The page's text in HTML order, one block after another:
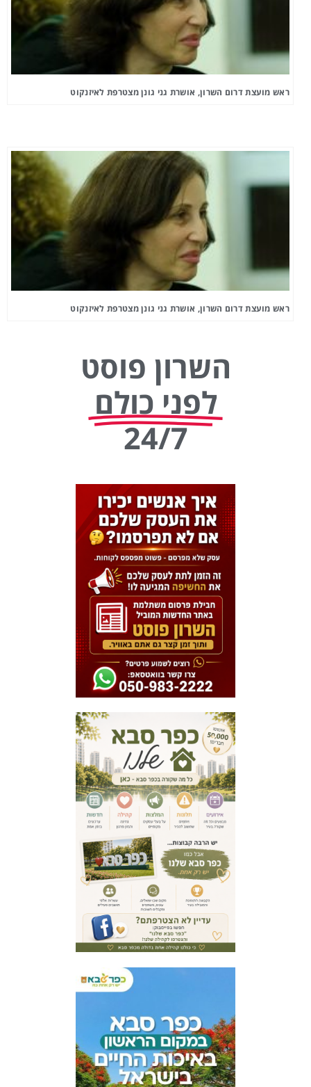
ראש מועצת דרום השרון, אושרת גני גונן מצטרפת לאיזנקוט
ראש מועצת דרום השרון, אושרת גני גונן מצטרפת לאיזנקוט
השרון פוסט
לפני כולם
24/7